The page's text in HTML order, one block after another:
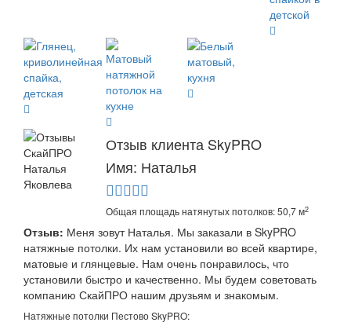
Отзыв клиента SkyPRO
Имя: Наталья
Общая площадь натянутых потолков: 50,7 м2
Отзыв: Меня зовут Наталья. Мы заказали в SkyPRO
натяжные потолки. Их нам установили во всей квартире,
матовые и глянцевые. Нам очень понравилось, что
установили быстро и качественно. Мы будем советовать
компанию СкайПРО нашим друзьям и знакомым.
Натяжные потолки Пестово SkyPRO: